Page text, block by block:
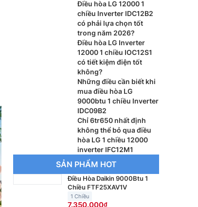
Điều hòa LG 12000 1
chiều Inverter IDC12B2
có phải lựa chọn tốt
trong năm 2026?
Điều hòa LG Inverter
12000 1 chiều IOC12S1
có tiết kiệm điện tốt
không?
Những điều cần biết khi
mua điều hòa LG
9000btu 1 chiều Inverter
IDC09B2
Chỉ 6tr650 nhất định
không thể bỏ qua điều
hòa LG 1 chiều 12000
inverter IFC12M1
SẢN PHẨM HOT
Điều Hòa Daikin 9000Btu 1
Chiều FTF25XAV1V
1 Chiều
7.350.000